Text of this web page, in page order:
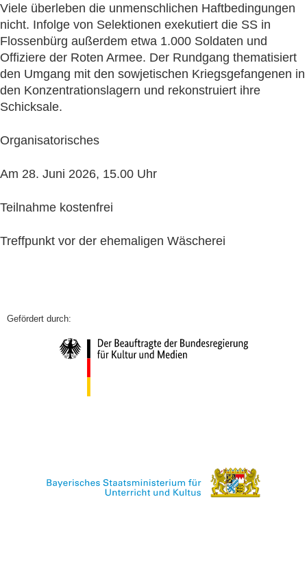
Viele überleben die unmenschlichen Haftbedingungen
nicht. Infolge von Selektionen exekutiert die SS in
Flossenbürg außerdem etwa 1.000 Soldaten und
Offiziere der Roten Armee. Der Rundgang thematisiert
den Umgang mit den sowjetischen Kriegsgefangenen in
den Konzentrationslagern und rekonstruiert ihre
Schicksale.
Organisatorisches
Am 28. Juni 2026, 15.00 Uhr
Teilnahme kostenfrei
Treffpunkt vor der ehemaligen Wäscherei